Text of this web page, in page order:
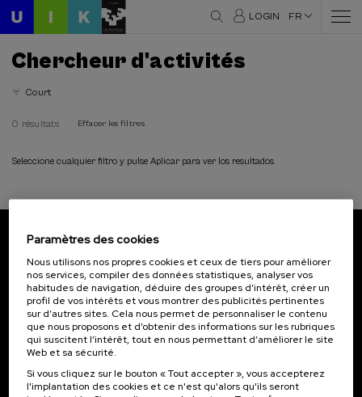
LOGIN FR
Chercheur d'activités
Court
0 résultats Effacer les filtres
Seleccione cualquier filtro y pulse Aplicar para ver los resultados
Inscrivez-vous pour être le premier à recevoir les
actualités de l'UIK.
S'abonner
Contact Intéressant...
Paramètres des cookies
Nous utilisons nos propres cookies et ceux de tiers pour améliorer
nos services, compiler des données statistiques, analyser vos
habitudes de navigation, déduire des groupes d’intérêt, créer un
profil de vos intérêts et vous montrer des publicités pertinentes
sur d’autres sites. Cela nous permet de personnaliser le contenu
que nous proposons et d’obtenir des informations sur les rubriques
qui suscitent l’intérêt, tout en nous permettant d’améliorer le site
Web et sa sécurité.
Si vous cliquez sur le bouton « Tout accepter », vous accepterez
l'implantation des cookies et ce n'est qu'alors qu'ils seront